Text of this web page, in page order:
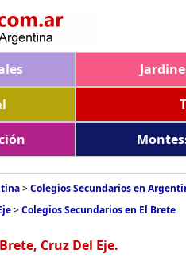
>Colegios Secundarios en
>Colegios Secundarios en El Brete
Cruz Del Eje.